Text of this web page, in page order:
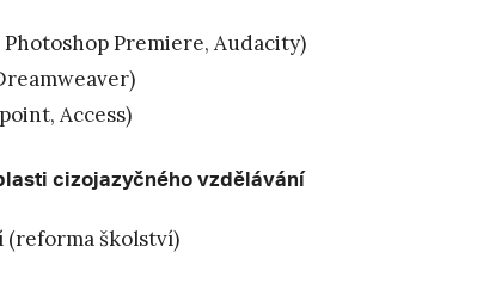
Premiere, Audacity)
Access)
cizojazyčného vzdělávání
(reforma školství)